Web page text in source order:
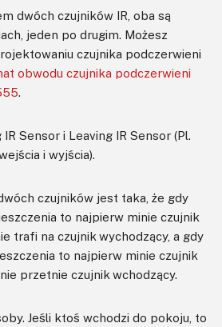
dwóch czujników IR, oba są
jeden po drugim. Możesz
czujnika podczerwieni
obwodu czujnika podczerwieni
Sensor i Leaving IR Sensor (Pl.
i wyjścia).
czujników jest taka, że gdy
to najpierw minie czujnik
trafi na czujnik wychodzący, a gdy
to najpierw minie czujnik
przetnie czujnik wchodzący.
Jeśli ktoś wchodzi do pokoju, to